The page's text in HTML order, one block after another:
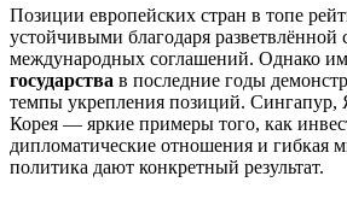
Позиции европейских стран в топе
устойчивыми благодаря разветвлённой
международных соглашений. Однако
государства в последние годы
темпы укрепления позиций.
Корея — яркие примеры того, как
дипломатические отношения и гибкая
политика дают конкретный результат.